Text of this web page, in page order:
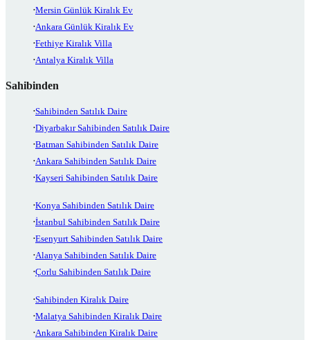
Mersin Günlük Kiralık Ev
Ankara Günlük Kiralık Ev
Fethiye Kiralık Villa
Antalya Kiralık Villa
Sahibinden
Sahibinden Satılık Daire
Diyarbakır Sahibinden Satılık Daire
Batman Sahibinden Satılık Daire
Ankara Sahibinden Satılık Daire
Kayseri Sahibinden Satılık Daire
Konya Sahibinden Satılık Daire
İstanbul Sahibinden Satılık Daire
Esenyurt Sahibinden Satılık Daire
Alanya Sahibinden Satılık Daire
Çorlu Sahibinden Satılık Daire
Sahibinden Kiralık Daire
Malatya Sahibinden Kiralık Daire
Ankara Sahibinden Kiralık Daire